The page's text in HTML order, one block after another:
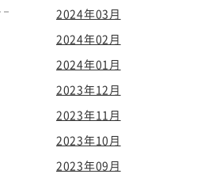
2024年03月
2024年02月
2024年01月
2023年12月
2023年11月
2023年10月
2023年09月